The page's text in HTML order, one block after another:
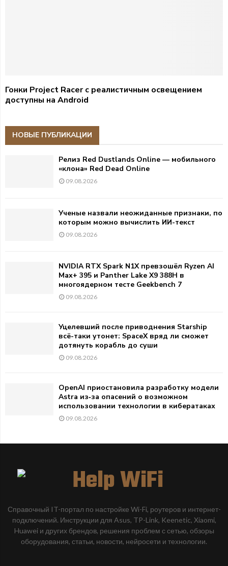
Гонки Project Racer с реалистичным освещением
доступны на Android
НОВЫЕ ПУБЛИКАЦИИ
Релиз Red Dustlands Online — мобильного
«клона» Red Dead Online
09.08.2026
Ученые назвали неожиданные признаки, по
которым можно вычислить ИИ-текст
09.08.2026
NVIDIA RTX Spark N1X превзошёл Ryzen AI
Max+ 395 и Panther Lake X9 388H в
многоядерном тесте Geekbench 7
09.08.2026
Уцелевший после приводнения Starship
всё-таки утонет: SpaceX вряд ли сможет
дотянуть корабль до суши
09.08.2026
OpenAI приостановила разработку модели
Astra из‑за опасений о возможном
использовании технологии в кибератаках
09.08.2026
Справочный IT-портал по настройке Wi-Fi, роутеров и интернет-
подключений. Инструкции для Asus, TP-Link, Keenetic, Xiaomi,
Huawei и других брендов, решения проблем с сетью, обзоры
оборудования, статьи, новости, нейросети и технологии.